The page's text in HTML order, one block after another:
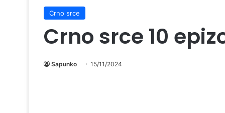
Crno srce
Crno srce 10
Sapunko 15/11/2024